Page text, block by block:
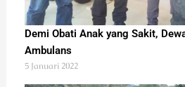
Demi Obati Anak yang Sakit,
Ambulans
5 Januari 2022